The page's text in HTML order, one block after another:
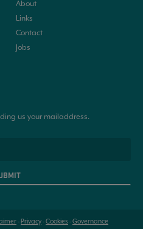
About
Links
Contact
Jobs
us your mailaddress.
-Privacy-Cookies-Governance